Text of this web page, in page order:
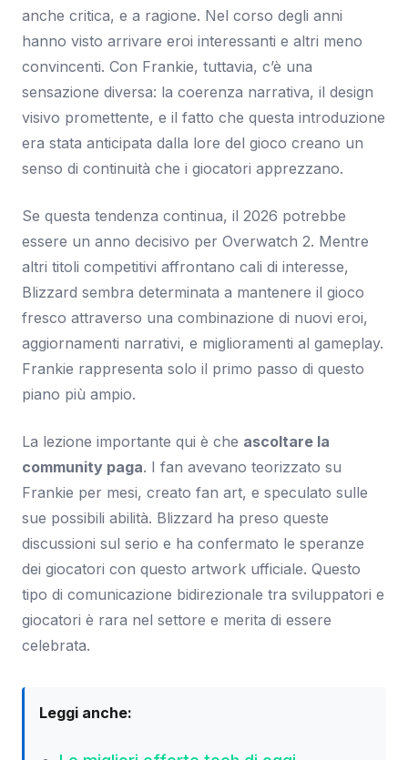
anche critica, e a ragione. Nel corso degli anni
hanno visto arrivare eroi interessanti e altri meno
convincenti. Con Frankie, tuttavia, c’è una
sensazione diversa: la coerenza narrativa, il design
visivo promettente, e il fatto che questa introduzione
era stata anticipata dalla lore del gioco creano un
senso di continuità che i giocatori apprezzano.
Se questa tendenza continua, il 2026 potrebbe
essere un anno decisivo per Overwatch 2. Mentre
altri titoli competitivi affrontano cali di interesse,
Blizzard sembra determinata a mantenere il gioco
fresco attraverso una combinazione di nuovi eroi,
aggiornamenti narrativi, e miglioramenti al gameplay.
Frankie rappresenta solo il primo passo di questo
piano più ampio.
La lezione importante qui è che ascoltare la
community paga. I fan avevano teorizzato su
Frankie per mesi, creato fan art, e speculato sulle
sue possibili abilità. Blizzard ha preso queste
discussioni sul serio e ha confermato le speranze
dei giocatori con questo artwork ufficiale. Questo
tipo di comunicazione bidirezionale tra sviluppatori e
giocatori è rara nel settore e merita di essere
celebrata.
Leggi anche: